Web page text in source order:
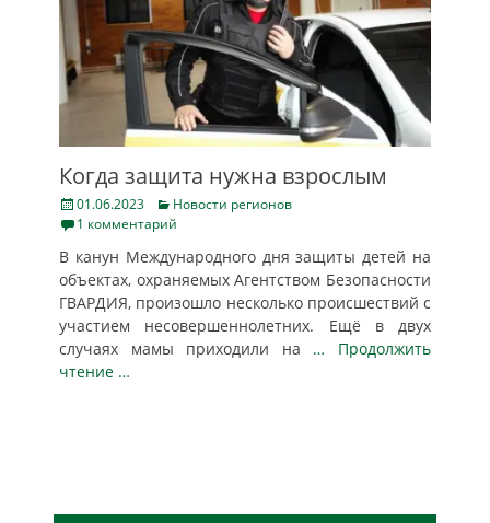
Когда защита нужна взрослым
Posted
on
01.06.2023 Categories
Новости регионов
1 комментарий
В канун Международного дня защиты детей на
объектах, охраняемых Агентством Безопасности
ГВАРДИЯ, произошло несколько происшествий с
участием несовершеннолетних. Ещё в двух
случаях мамы приходили на … Продолжить
чтение …